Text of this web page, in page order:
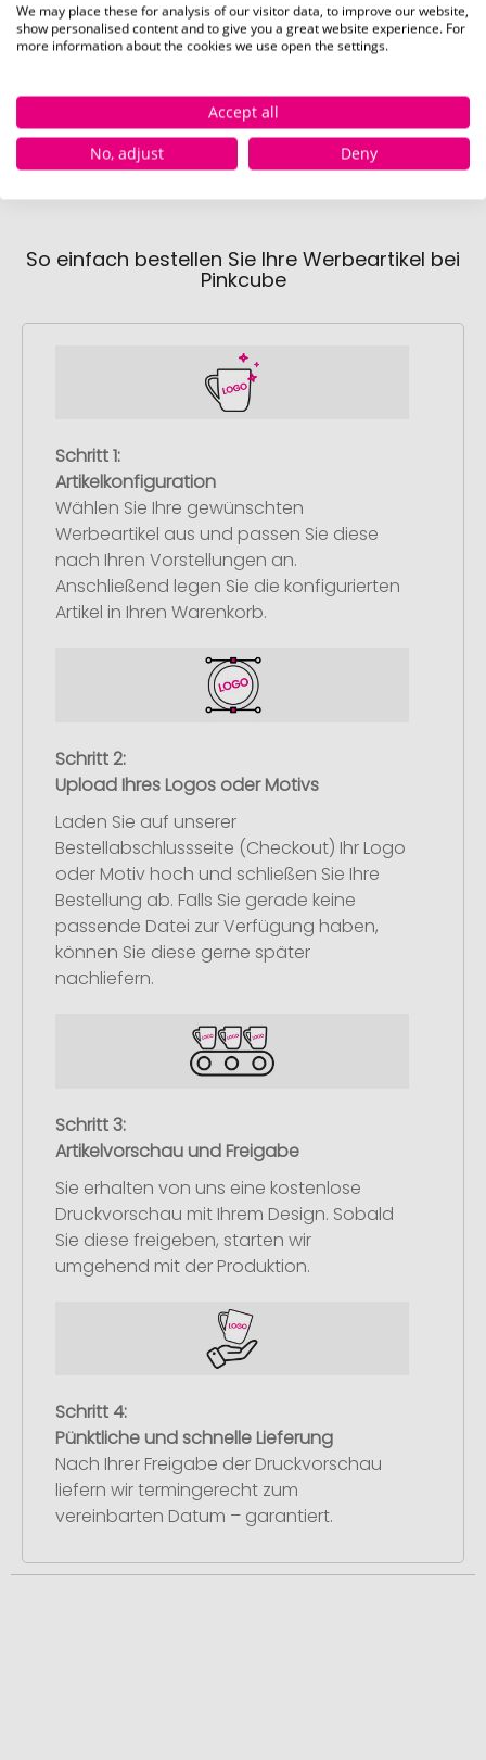
Sofort verfügbar
410 Stück
Sofort verfügbar
232 Stück
So einfach bestellen Sie Ihre Werbeartikel bei
Pinkcube
Schritt 1:
Artikelkonfiguration
Wählen Sie Ihre gewünschten
Werbeartikel aus und passen Sie diese
nach Ihren Vorstellungen an.
Anschließend legen Sie die konfigurierten
Artikel in Ihren Warenkorb.
Schritt 2:
Upload Ihres Logos oder Motivs
Laden Sie auf unserer
Bestellabschlussseite (Checkout) Ihr Logo
oder Motiv hoch und schließen Sie Ihre
Bestellung ab. Falls Sie gerade keine
passende Datei zur Verfügung haben,
können Sie diese gerne später
nachliefern.
Schritt 3:
Artikelvorschau und Freigabe
Sie erhalten von uns eine kostenlose
Druckvorschau mit Ihrem Design. Sobald
Sie diese freigeben, starten wir
umgehend mit der Produktion.
Schritt 4:
Pünktliche und schnelle Lieferung
Nach Ihrer Freigabe der Druckvorschau
liefern wir termingerecht zum
vereinbarten Datum – garantiert.
We may place these for analysis of our visitor data, to improve our website,
show personalised content and to give you a great website experience. For
more information about the cookies we use open the settings.
Accept all
No, adjust
Deny